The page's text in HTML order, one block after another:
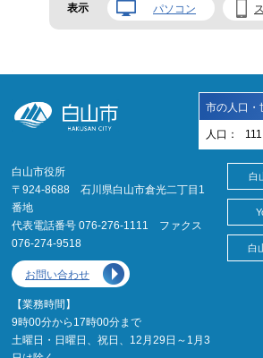
表示 パソコン
市の人口・
人口：
白山市役所
〒924-8688 石川県白山市倉光二丁目1
番地
代表電話番号 076-276-1111 ファクス
076-274-9518
お問い合わせ
【業務時間】
9時00分から17時00分まで
土曜日・日曜日、祝日、12月29日～1月3
白
白